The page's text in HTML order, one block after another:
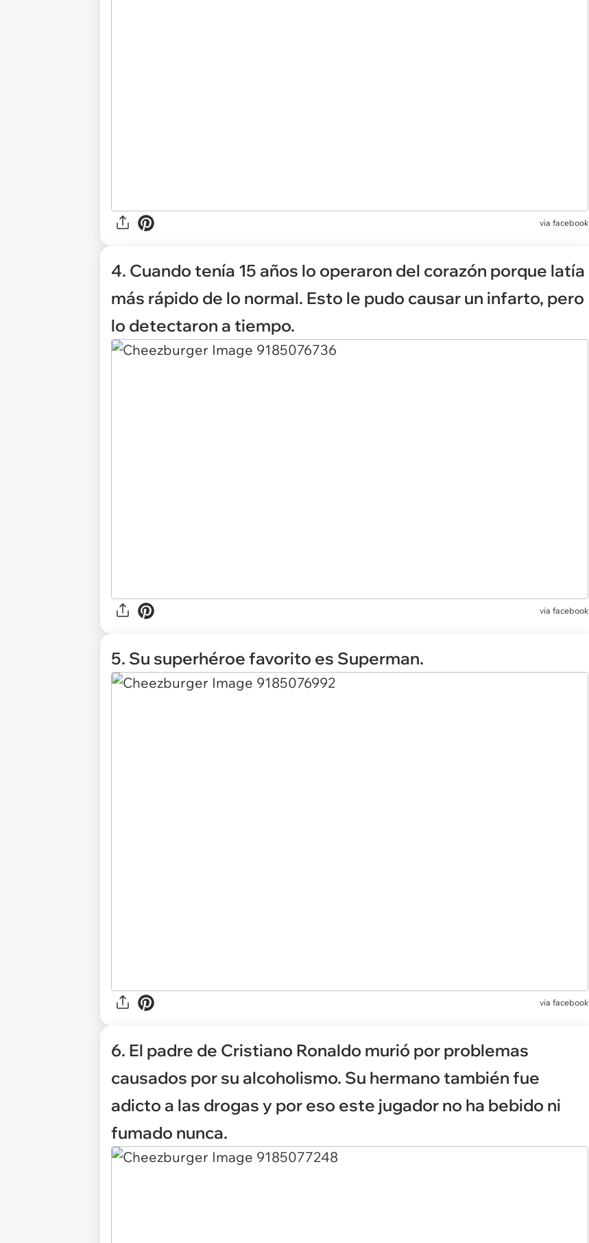
via facebook
4. Cuando tenía 15 años lo operaron del corazón porque latía
más rápido de lo normal. Esto le pudo causar un infarto, pero
lo detectaron a tiempo.
via facebook
5. Su superhéroe favorito es Superman.
via facebook
6. El padre de Cristiano Ronaldo murió por problemas
causados por su alcoholismo. Su hermano también fue
adicto a las drogas y por eso este jugador no ha bebido ni
fumado nunca.